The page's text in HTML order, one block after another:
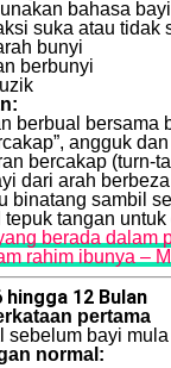
bahasa
suka atau tidak
bunyi
berbunyi
berbual bersama
angguk
bercakap (turn-
dari arah berbeza
binatang sambil
tepuk tangan
berada dalam
rahim ibunya –
hingga 12 Bulan
pertama
sebelum bayi
normal: